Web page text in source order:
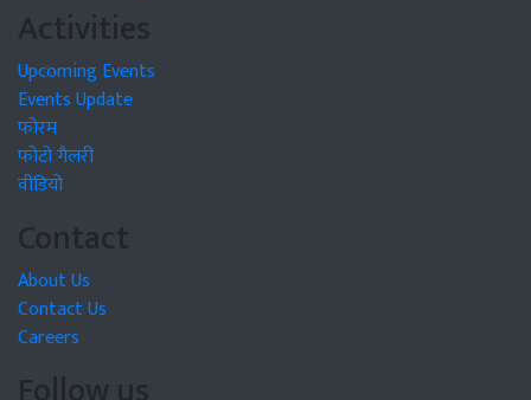
Activities
Upcoming Events
Events Update
फोरम
फोटो गैलरी
वीडियो
Contact
About Us
Contact Us
Careers